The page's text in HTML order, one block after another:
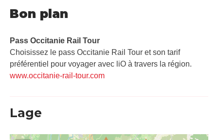
Bon plan
Pass Occitanie Rail Tour​
Choisissez le pass Occitanie Rail Tour et son tarif
préférentiel pour voyager avec liO à travers la région.
www.occitanie-rail-tour.com
Lage